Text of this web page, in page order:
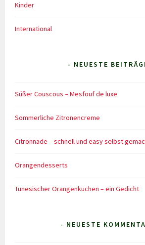
Kinder
International
- NEUESTE
Süßer Couscous – Mesfouf de luxe
Sommerliche Zitronencreme
Citronnade – schnell und easy selbst
Orangendesserts
Tunesischer Orangenkuchen – ein Gedicht
- NEUESTE